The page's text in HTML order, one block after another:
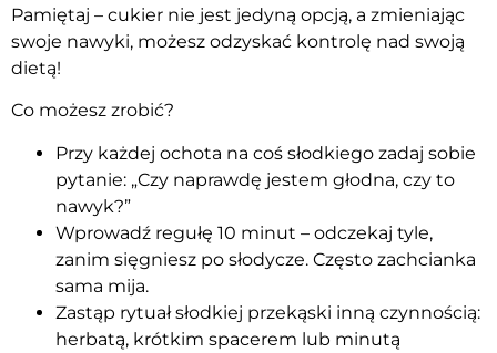
Pamiętaj – cukier nie jest jedyną opcją, a zmieniając
swoje nawyki, możesz odzyskać kontrolę nad swoją
dietą!
Co możesz zrobić?
Przy każdej ochota na coś słodkiego zadaj sobie
pytanie: „Czy naprawdę jestem głodna, czy to
nawyk?”
Wprowadź regułę 10 minut – odczekaj tyle,
zanim sięgniesz po słodycze. Często zachcianka
sama mija.
Zastąp rytuał słodkiej przekąski inną czynnością:
herbatą, krótkim spacerem lub minutą